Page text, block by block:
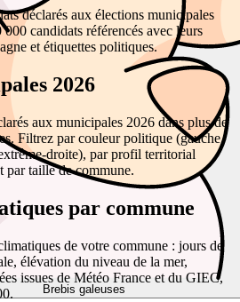
Brebis galeuses
déclarés aux élections municipales
candidats référencés avec leurs
et étiquettes politiques.
2026
aux municipales 2026 dans plus de
Filtrez par couleur politique (gauche,
droite), par profil territorial
par taille de commune.
par commune
de votre commune : jours de
élévation du niveau de la mer,
issues de Météo France et du GIEC,